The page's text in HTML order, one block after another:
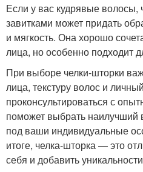
Если у вас кудрявые волосы,
завитками может придать
и мягкость. Она хорошо
лица, но особенно подходит
При выборе челки-шторки
лица, текстуру волос и
проконсультироваться с
поможет выбрать наилучший
под ваши индивидуальные
итоге, челка-шторка — это
себя и добавить